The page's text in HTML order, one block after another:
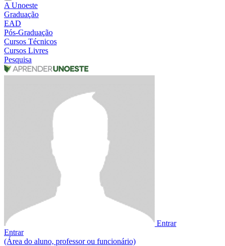
A Unoeste
Graduação
EAD
Pós-Graduação
Cursos Técnicos
Cursos Livres
Pesquisa
Entrar
Entrar
(Área do aluno, professor ou funcionário)